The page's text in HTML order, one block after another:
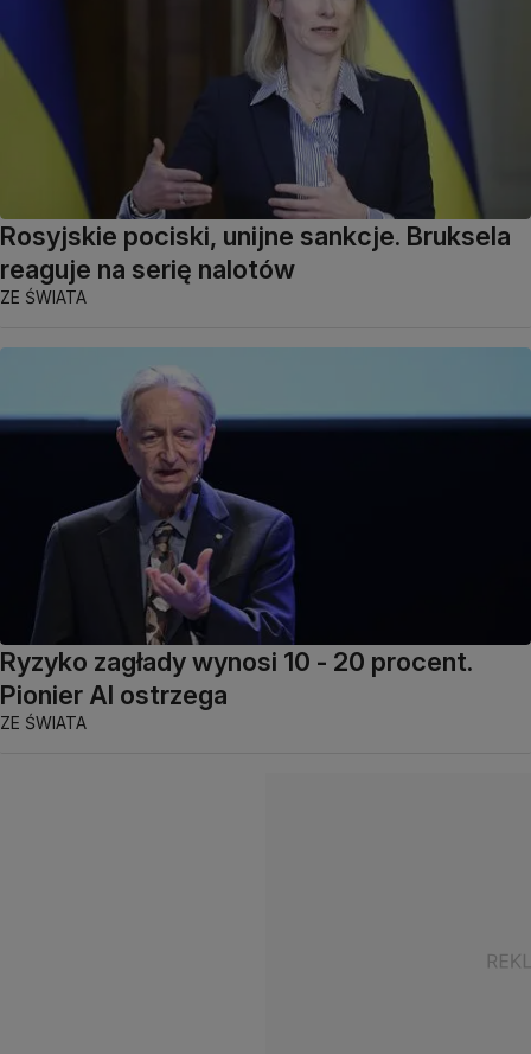
Rosyjskie pociski, unijne sankcje. Bruksela
reaguje na serię nalotów
ZE ŚWIATA
Ryzyko zagłady wynosi 10 - 20 procent.
Pionier AI ostrzega
ZE ŚWIATA